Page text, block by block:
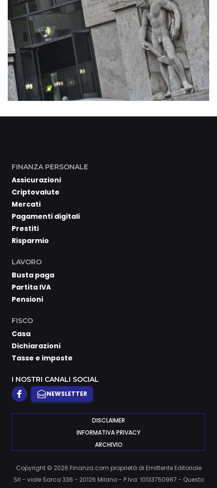
FINANZA PERSONALE
Assicurazioni
Criptovalute
Mercati
Pagamenti digitali
Prestiti
Risparmio
LAVORO
Busta paga
Partita IVA
Pensioni
FISCO
Casa
Dichiarazioni
Tasse e imposte
I NOSTRI CANALI SOCIAL
NEWSLETTER
DISCLAIMER
INFORMATIVA PRIVACY
ARCHIVIO
Copyright © 2026 Finanza.com proprietà di Emittente Editoriale
Srl - viale Sarca 336 - 20126 Milano - P.Iva: 10133750967 - Questo